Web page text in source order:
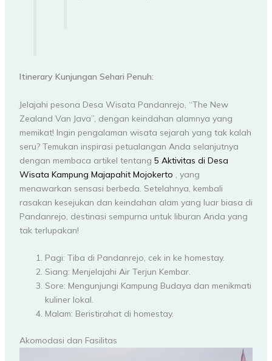
Itinerary Kunjungan Sehari Penuh:
Jelajahi pesona Desa Wisata Pandanrejo, “The New
Zealand Van Java”, dengan keindahan alamnya yang
memikat! Ingin pengalaman wisata sejarah yang tak kalah
seru? Temukan inspirasi petualangan Anda selanjutnya
dengan membaca artikel tentang 5 Aktivitas di Desa
Wisata Kampung Majapahit Mojokerto , yang
menawarkan sensasi berbeda. Setelahnya, kembali
rasakan kesejukan dan keindahan alam yang luar biasa di
Pandanrejo, destinasi sempurna untuk liburan Anda yang
tak terlupakan!
Pagi: Tiba di Pandanrejo, cek in ke homestay.
Siang: Menjelajahi Air Terjun Kembar.
Sore: Mengunjungi Kampung Budaya dan menikmati
kuliner lokal.
Malam: Beristirahat di homestay.
Akomodasi dan Fasilitas